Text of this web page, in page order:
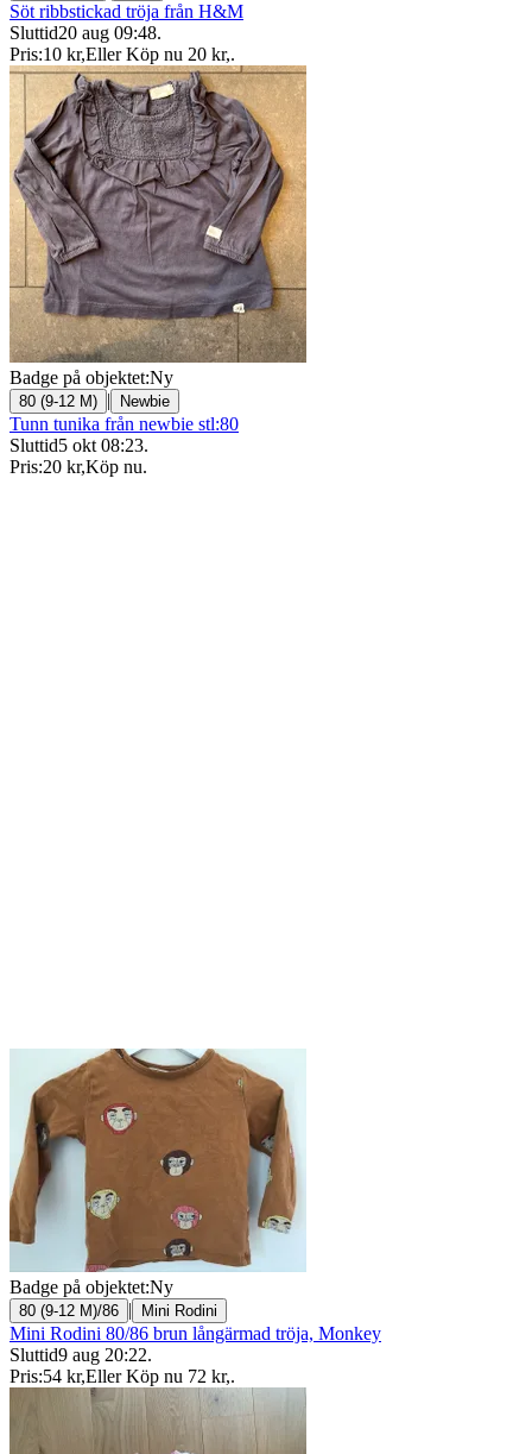
Söt ribbstickad tröja från H&M
Sluttid20 aug 09:48.
Pris:10 kr,Eller Köp nu 20 kr,.
Badge på objektet:Ny
80 (9-12 M) | Newbie
Tunn tunika från newbie stl:80
Sluttid5 okt 08:23.
Pris:20 kr,Köp nu.
Badge på objektet:Ny
80 (9-12 M)/86 | Mini Rodini
Mini Rodini 80/86 brun långärmad tröja, Monkey
Sluttid9 aug 20:22.
Pris:54 kr,Eller Köp nu 72 kr,.